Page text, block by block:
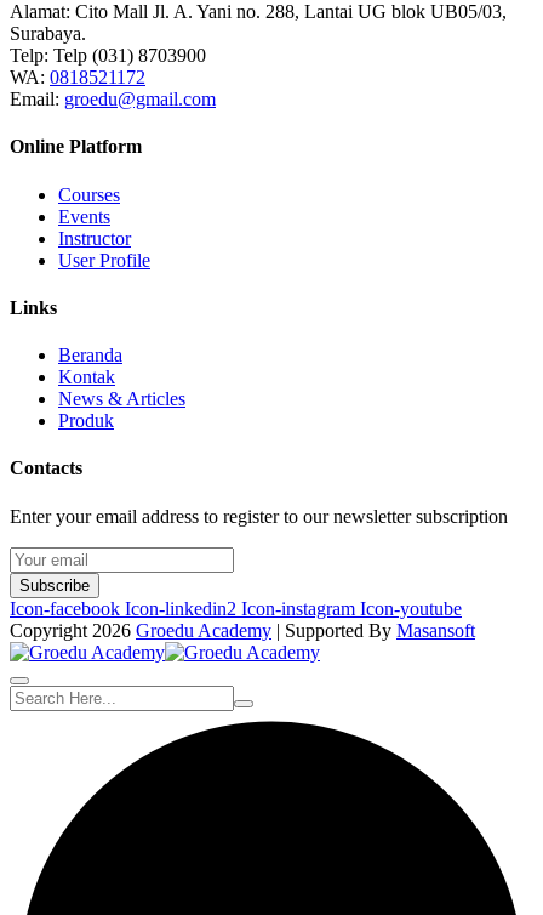
Alamat: Cito Mall Jl. A. Yani no. 288, Lantai UG blok UB05/03,
Surabaya.
Telp: Telp (031) 8703900
WA: 0818521172
Email: groedu@gmail.com
Online Platform
Courses
Events
Instructor
User Profile
Links
Beranda
Kontak
News & Articles
Produk
Contacts
Enter your email address to register to our newsletter subscription
Subscribe
Icon-facebook Icon-linkedin2 Icon-instagram Icon-youtube
Copyright 2026 Groedu Academy | Supported By Masansoft